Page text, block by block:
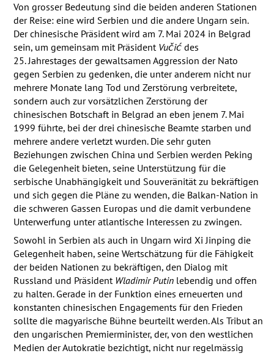
Von grosser Bedeutung sind die beiden anderen Stationen
der Reise: eine wird Serbien und die andere Ungarn sein.
Der chinesische Präsident wird am 7. Mai 2024 in Belgrad
sein, um gemeinsam mit Präsident Vučićdes
25. Jahrestages der gewaltsamen Aggression der Nato
gegen Serbien zu gedenken, die unter anderem nicht nur
mehrere Monate lang Tod und Zerstörung verbreitete,
sondern auch zur vorsätzlichen Zerstörung der
chinesischen Botschaft in Belgrad an eben jenem 7. Mai
1999 führte, bei der drei chinesische Beamte starben und
mehrere andere verletzt wurden. Die sehr guten
Beziehungen zwischen China und Serbien werden Peking
die Gelegenheit bieten, seine Unterstützung für die
serbische Unabhängigkeit und Souveränität zu bekräftigen
und sich gegen die Pläne zu wenden, die Balkan-Nation in
die schweren Gassen Europas und die damit verbundene
Unterwerfung unter atlantische Interessen zu zwingen.
Sowohl in Serbien als auch in Ungarn wird Xi Jinping die
Gelegenheit haben, seine Wertschätzung für die Fähigkeit
der beiden Nationen zu bekräftigen, den Dialog mit
Russland und Präsident Wladimir Putinlebendig und offen
zu halten. Gerade in der Funktion eines erneuerten und
konstanten chinesischen Engagements für den Frieden
sollte die magyarische Bühne beurteilt werden. Als Tribut an
den ungarischen Premierminister, der, von den westlichen
Medien der Autokratie bezichtigt, nicht nur regelmässig